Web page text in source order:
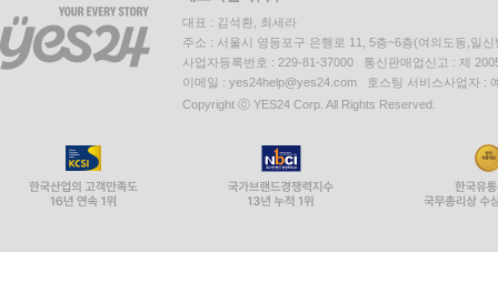
대표 : 김석환, 최세라
주소 : 서울시 영등포구 은행로 11, 5층~6층(여의도동,일신
사업자등록번호 : 229-81-37000 통신판매업신고 : 제
이메일 : yes24help@yes24.com 호스팅 서비스사업자 :
Copyright ⓒ YES24 Corp. All Rights Reserved.